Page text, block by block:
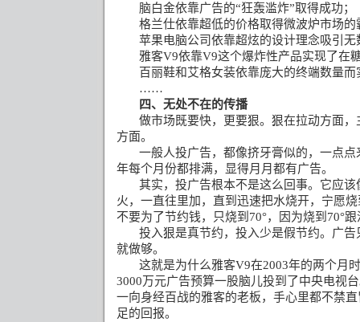
脑白金依靠广告的“狂轰滥炸”取得成功；
格兰仕依靠超低的价格取得微波炉市场的
苹果电脑公司依靠超炫的设计理念吸引
雅客V9依靠V9这个爆炸性产品实现了在
百丽鞋和艾格女装依靠庞大的终端数量
……
四、无处不在的传播
做市场既要快，更要狠。狠在拉动方面
方面。
一般人投广告，都像挤牙膏似的，一点
年每个月份都排满，显得月月都有广告。
其实，投广告根本不是这么回事。它应
火，一直往里加，直到迅速把水烧开，宁愿烧
不要为了节约钱，只烧到 70°，因为烧到 70°跟
投入狠是真节约，投入少是假节约。广
就做够。
这就是为什么雅客V9在2003年的两个月
3000 万元广告预算一股脑儿投到了中央电视
一向身经百战的雅客的老板，手心里都不禁
足的回报。